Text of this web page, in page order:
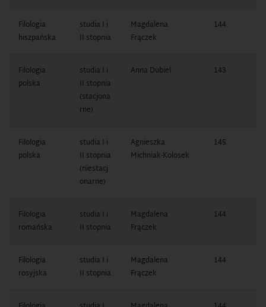
Filologia
hiszpańska
studia I i
II stopnia
Magdalena
Frączek
144
Filologia
polska
studia I i
II stopnia
(stacjona
rne)
Anna Dubiel 143
Filologia
polska
studia I i
II stopnia
(niestacj
onarne)
Agnieszka
Michniak-Kolosek
145
Filologia
romańska
studia I i
II stopnia
Magdalena
Frączek
144
Filologia
rosyjska
studia I i
II stopnia
Magdalena
Frączek
144